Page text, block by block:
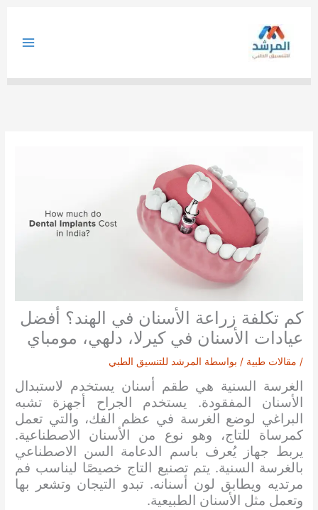
كم تكلفة زراعة الأسنان في الهند؟ أفضل
عيادات الأسنان في كيرلا، دلهي، مومباي
/ مقالات طبية / بواسطة المرشد للتنسيق الطبي
الغرسة السنية هي طقم أسنان يستخدم لاستبدال
الأسنان المفقودة. يستخدم الجراح أجهزة تشبه
البراغي لوضع الغرسة في عظم الفك، والتي تعمل
كمرساة للتاج، وهو نوع من الأسنان الاصطناعية.
يربط جهاز يُعرف باسم الدعامة السن الاصطناعي
بالغرسة السنية. يتم تصنيع التاج خصيصًا ليناسب فم
مرتديه ويطابق لون أسنانه. تبدو التيجان وتشعر بها
وتعمل مثل الأسنان الطبيعية.